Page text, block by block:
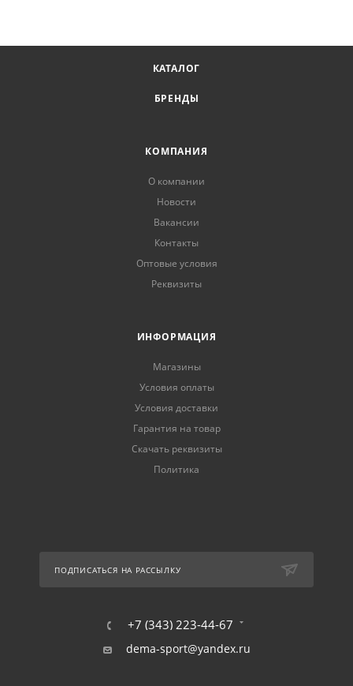
КАТАЛОГ
БРЕНДЫ
КОМПАНИЯ
О компании
Новости
Вакансии
Контакты
Оптовые условия
Реквизиты
ИНФОРМАЦИЯ
Магазины
Условия оплаты
Условия доставки
Гарантия на товар
Скачать реквизиты
Политика
ПОДПИСАТЬСЯ НА РАССЫЛКУ
+7 (343) 223-44-67
dema-sport@yandex.ru